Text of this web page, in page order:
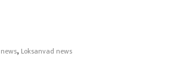
, Loksanvad news